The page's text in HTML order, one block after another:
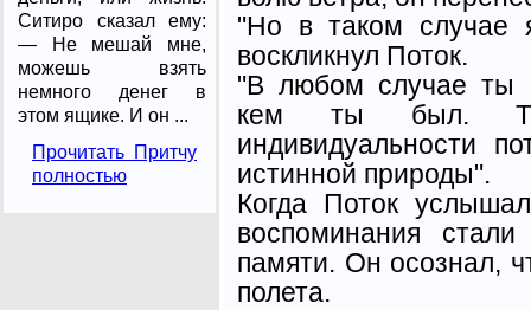
Ситиро сказал ему:
— Не мешай мне,
можешь взять
немного денег в
этом ящике. И он ...
Прочитать Притчу
полностью
"Но в таком случае
воскликнул Поток.
"В любом случае ты
кем ты был.
индивидуальности
истинной природы".
Когда Поток
воспоминания
памяти. Он осознал,
полета.